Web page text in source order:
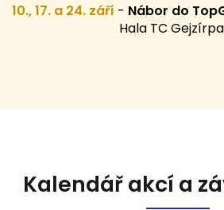
10., 17. a 24. září - Nábor do
Hala TC
Kalendář akcí a